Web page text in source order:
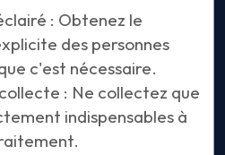
: Obtenez le
des personnes
c'est nécessaire.
: Ne collectez que
indispensables à